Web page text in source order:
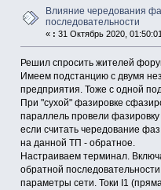
Влияние чередования
последовательности
« : 31 Октябрь 2020,
Решил спросить жителей
Имеем подстанцию с двумя
предприятия. Тоже с одной
При "сухой" фазировке
параллель провели
если считать чередование
на данной ТП - обратное.
Настраиваем терминал.
обратной
параметры сети. Токи I1